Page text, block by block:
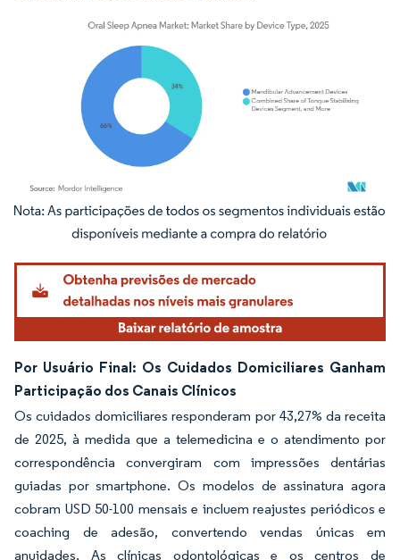
Imagem © Mordor Intelligence. O reuso requer atribuição conforme CC BY 4.0.
Por Usuário Final: Os Cuidados Domiciliares Ganham
Participação dos Canais Clínicos
Os cuidados domiciliares responderam por 43,27% da receita
de 2025, à medida que a telemedicina e o atendimento por
correspondência convergiram com impressões dentárias
guiadas por smartphone. Os modelos de assinatura agora
cobram USD 50-100 mensais e incluem reajustes periódicos e
coaching de adesão, convertendo vendas únicas em
anuidades. As clínicas odontológicas e os centros de